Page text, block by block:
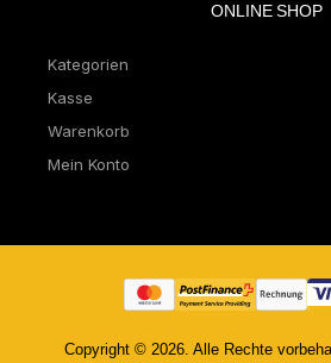
ONLINE SHOP
Kategorien
Kasse
Warenkorb
Mein Konto
Copyright © 2026. Alle Rechte